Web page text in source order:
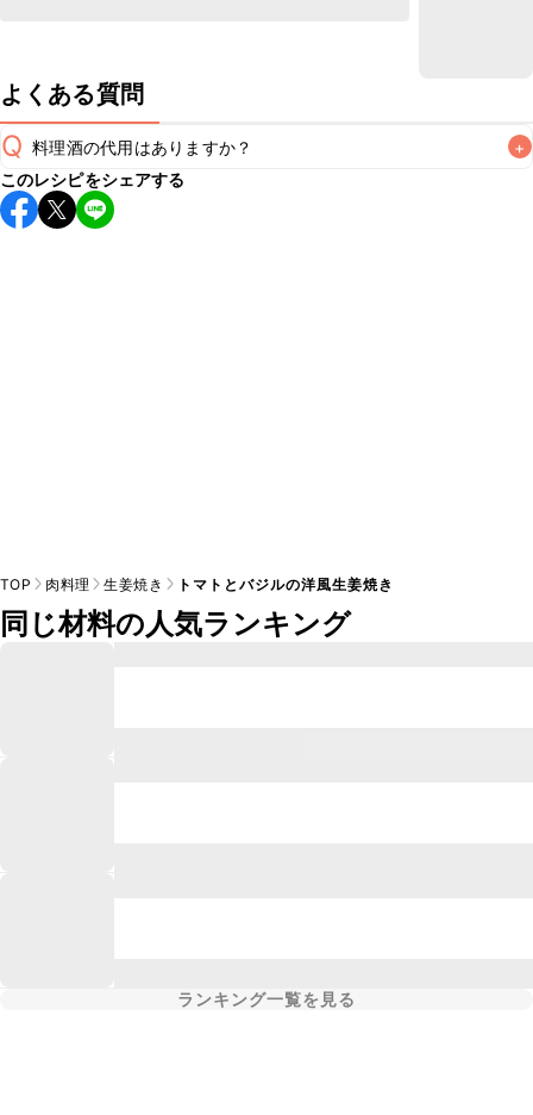
よくある質問
Q 料理酒の代用はありますか？ +
A
このレシピをシェアする
TOP 肉料理 生姜焼き トマトとバジルの洋風生姜焼き
同じ材料の人気ランキング
ランキング一覧を見る